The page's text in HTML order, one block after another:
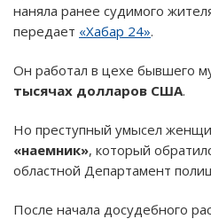
наняла ранее судимого
передает «Хабар 24».
Он работал в цехе бывшего
тысячах долларов США.
Но преступный умысел
«наемник», который
областной Департамент
После начала досудебного